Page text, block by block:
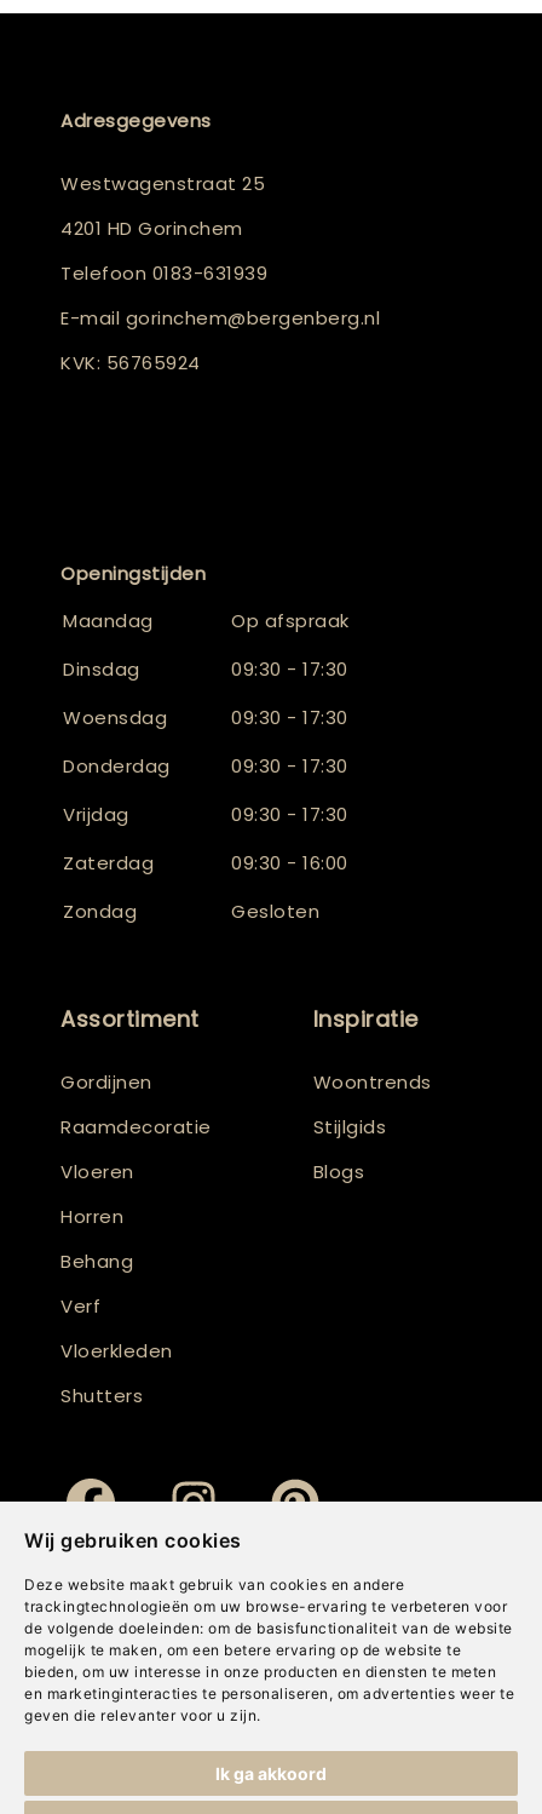
Wij gebruiken cookies
Deze website maakt gebruik van cookies en andere
trackingtechnologieën om uw browse-ervaring te verbeteren voor
de volgende doeleinden: om de basisfunctionaliteit van de website
mogelijk te maken , om een betere ervaring op de website te
bieden, om uw interesse in onze producten en diensten te meten
en marketinginteracties te personaliseren , om advertenties weer te
geven die relevanter voor u zijn.
Ik ga akkoord
Adresgegevens
Westwagenstraat 25
4201 HD Gorinchem
Telefoon 0183-631939
E-mail gorinchem@bergenberg.nl
KVK: 56765924
Openingstijden
Maandag
Op afspraak
Dinsdag
09:30 - 17:30
Woensdag
09:30 - 17:30
Donderdag
09:30 - 17:30
Vrijdag
09:30 - 17:30
Zaterdag
09:30 - 16:00
Zondag
Gesloten
Assortiment
Gordijnen
Raamdecoratie
Vloeren
Horren
Behang
Verf
Vloerkleden
Shutters
Inspiratie
Woontrends
Stijlgids
Blogs
Cookies